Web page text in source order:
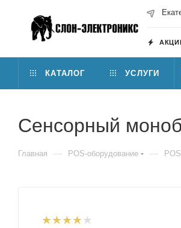
КАТАЛОГ УСЛУГИ
Сенсорный
Главная — POS-оборудование —